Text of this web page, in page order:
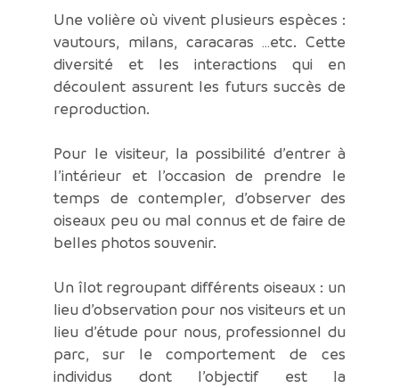
Une volière où vivent plusieurs espèces :
vautours, milans, caracaras …etc. Cette
diversité et les interactions qui en
découlent assurent les futurs succès de
reproduction.
Pour le visiteur, la possibilité d’entrer à
l’intérieur et l’occasion de prendre le
temps de contempler, d’observer des
oiseaux peu ou mal connus et de faire de
belles photos souvenir.
Un îlot regroupant différents oiseaux : un
lieu d’observation pour nos visiteurs et un
lieu d’étude pour nous, professionnel du
parc, sur le comportement de ces
individus dont l’objectif est la